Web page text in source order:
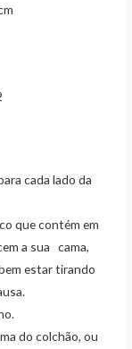
cada lado da
que contém em
a sua cama,
estar tirando
do colchão, ou